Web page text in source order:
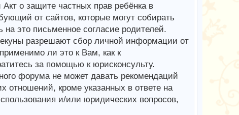
о защите частных прав ребёнка в
от сайтов, которые могут собирать
это письменное согласие родителей.
разрешают сбор личной информации от
ли это к Вам, как к
за помощью к юрисконсульту.
форума не может давать рекомендаций
отношений, кроме указанных в ответе на
и/или юридических вопросов,